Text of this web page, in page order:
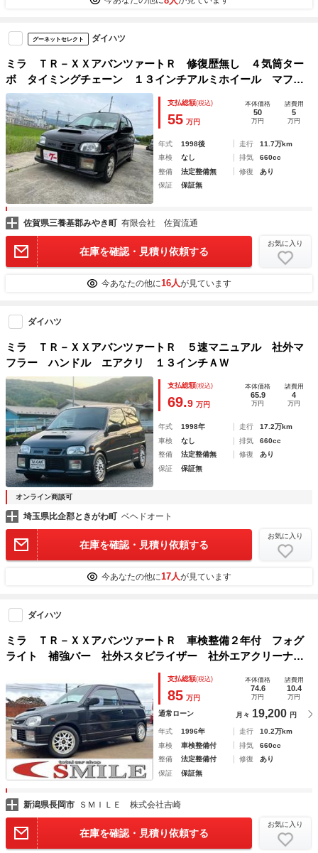
グーネットセレクト ダイハツ
ミラ ＴＲ－ＸＸアバンツァートＲ 修復歴無し ４気筒ター
ボ タイミングチェーン １３インチアルミホイール マフラ
ー ダウンサス ＬＥＤヘッドランプ エアコン
支払総額(税込)
55 万円
本体価格
50
万円
諸費用
5
万円
年式 1998後 走行
11.7万km
車検
なし 排気
660cc
整備
法定整備無 修復
あり
保証
保証無
佐賀県三養基郡みやき町 有限会社 佐賀流通
在庫を確認・見積り依頼する
お気に入り
今あなたの他に16人が見ています
ダイハツ
ミラ ＴＲ－ＸＸアバンツァートＲ ５速マニュアル 社外マ
フラー ハンドル エアクリ １３インチＡＷ
支払総額(税込)
69.9 万円
本体価格
65.9
万円
諸費用
4
万円
年式 1998年 走行
17.2万km
車検
なし 排気
660cc
整備
法定整備無 修復
あり
保証
保証無
オンライン商談可
埼玉県比企郡ときがわ町 ベヘドオート
在庫を確認・見積り依頼する
お気に入り
今あなたの他に17人が見ています
ダイハツ
ミラ ＴＲ－ＸＸアバンツァートＲ 車検整備２年付 フォグ
ライト 補強バー 社外スタビライザー 社外エアクリーナ
パワーウィンドウ ターボ エアコン付き パワステ
支払総額(税込)
85 万円
本体価格
74.6
万円
諸費用
10.4
万円
通常ローン 月々 19,200 円
年式 1996年 走行
10.2万km
車検
車検整備付 排気
660cc
整備
法定整備付 修復
あり
保証
保証無
新潟県長岡市 ＳＭＩＬＥ 株式会社吉崎
在庫を確認・見積り依頼する
お気に入り